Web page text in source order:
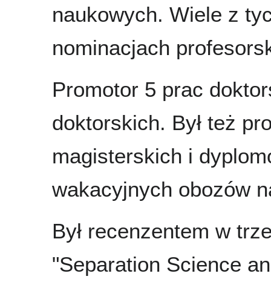
naukowych. Wiele z
nominacjach
Promotor 5 prac
doktorskich. Był też
magisterskich i
wakacyjnych obozów
Był recenzentem w
"Separation Science